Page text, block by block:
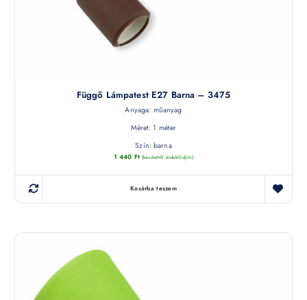
Függő Lámpatest E27 Barna – 3475
Anyaga: műanyag
Méret: 1 méter
Szín: barna
1 440 Ft (készletről érdeklődjön)
Kosárba teszem